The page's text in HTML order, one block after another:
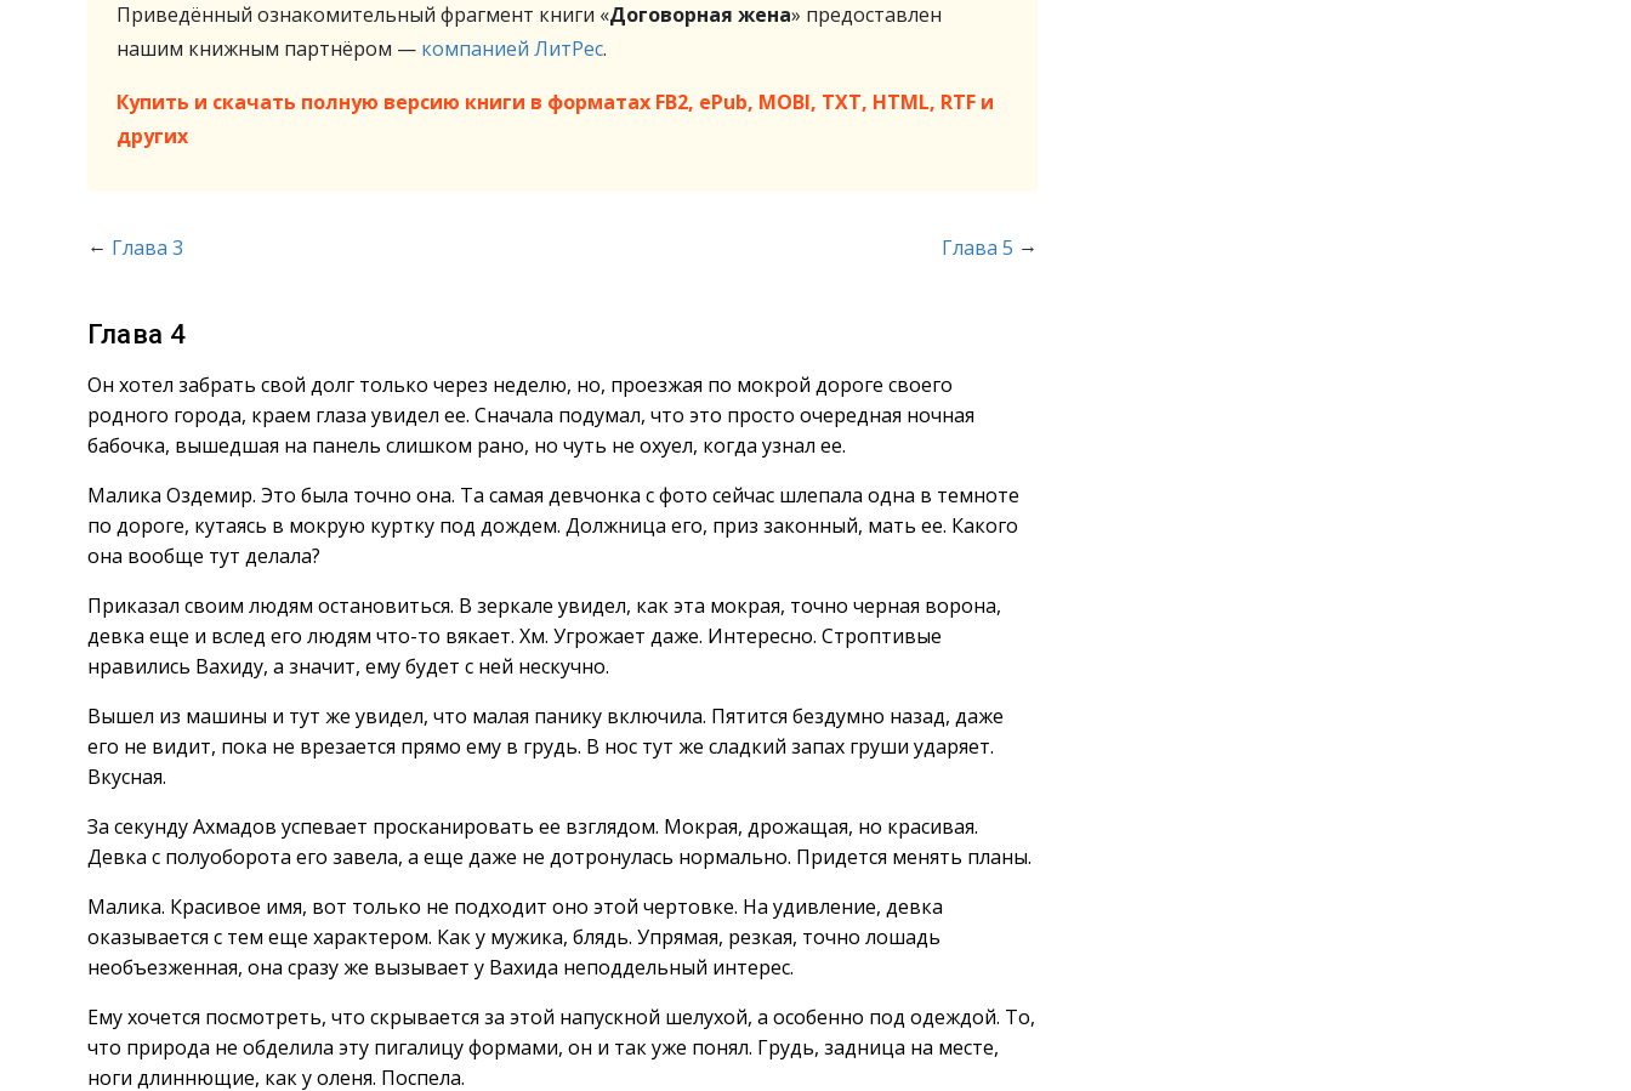
Приведённый ознакомительный фрагмент книги «Договорная жена» предоставлен
нашим книжным партнёром — компанией ЛитРес.
Купить и скачать полную версию книги в форматах FB2, ePub, MOBI, TXT, HTML, RTF и
других
← Глава 3 Глава 5 →
Глава 4
Он хотел забрать свой долг только через неделю, но, проезжая по мокрой дороге своего
родного города, краем глаза увидел ее. Сначала подумал, что это просто очередная ночная
бабочка, вышедшая на панель слишком рано, но чуть не охуел, когда узнал ее.
Малика Оздемир. Это была точно она. Та самая девчонка с фото сейчас шлепала одна в темноте
по дороге, кутаясь в мокрую куртку под дождем. Должница его, приз законный, мать ее. Какого
она вообще тут делала?
Приказал своим людям остановиться. В зеркале увидел, как эта мокрая, точно черная ворона,
девка еще и вслед его людям что-то вякает. Хм. Угрожает даже. Интересно. Строптивые
нравились Вахиду, а значит, ему будет с ней нескучно.
Вышел из машины и тут же увидел, что малая панику включила. Пятится бездумно назад, даже
его не видит, пока не врезается прямо ему в грудь. В нос тут же сладкий запах груши ударяет.
Вкусная.
За секунду Ахмадов успевает просканировать ее взглядом. Мокрая, дрожащая, но красивая.
Девка с полуоборота его завела, а еще даже не дотронулась нормально. Придется менять планы.
Малика. Красивое имя, вот только не подходит оно этой чертовке. На удивление, девка
оказывается с тем еще характером. Как у мужика, блядь. Упрямая, резкая, точно лошадь
необъезженная, она сразу же вызывает у Вахида неподдельный интерес.
Ему хочется посмотреть, что скрывается за этой напускной шелухой, а особенно под одеждой. То,
что природа не обделила эту пигалицу формами, он и так уже понял. Грудь, задница на месте,
ноги длиннющие, как у оленя. Поспела.